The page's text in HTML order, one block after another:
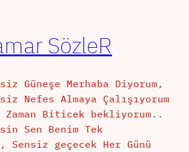
SözleR
Güneşe Merhaba Diyorum,
Nefes Almaya Çalışıyorum
Zaman Biticek bekliyorum..
Sen Benim Tek
Sensiz geçecek Her Günü